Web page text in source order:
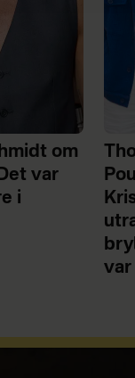
om
var
i
var